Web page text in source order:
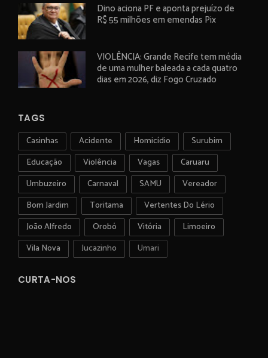
Dino aciona PF e aponta prejuízo de
R$ 55 milhões em emendas Pix
VIOLÊNCIA: Grande Recife tem média
de uma mulher baleada a cada quatro
dias em 2026, diz Fogo Cruzado
TAGS
Casinhas Acidente Homicídio
Surubim
Educação
Violência Vagas
Caruaru
Umbuzeiro
Carnaval SAMU
Vereador
Bom Jardim
Toritama
Vertentes Do Lério
João Alfredo
Orobó Vitória
Limoeiro
Vila Nova
Jucazinho Umari
CURTA-NOS